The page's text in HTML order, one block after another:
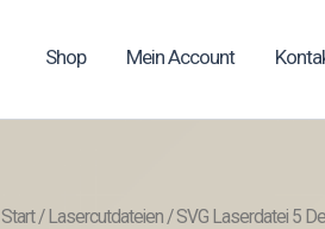
Shop Mein Account
Start/Lasercutdateien/ SVG Laserdatei 5